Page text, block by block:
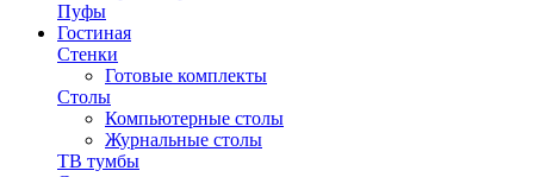
Пуфы
Гостиная
Стенки
Готовые комплекты
Столы
Компьютерные столы
Журнальные столы
ТВ тумбы